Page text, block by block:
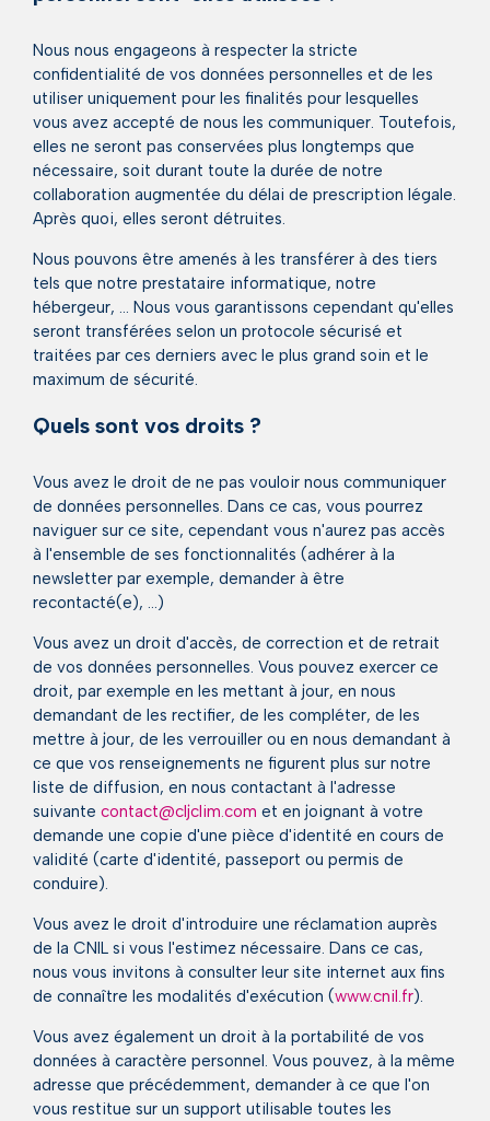
Nous nous engageons à respecter la stricte
confidentialité de vos données personnelles et de les
utiliser uniquement pour les finalités pour lesquelles
vous avez accepté de nous les communiquer. Toutefois,
elles ne seront pas conservées plus longtemps que
nécessaire, soit durant toute la durée de notre
collaboration augmentée du délai de prescription légale.
Après quoi, elles seront détruites.
Nous pouvons être amenés à les transférer à des tiers
tels que notre prestataire informatique, notre
hébergeur, … Nous vous garantissons cependant qu'elles
seront transférées selon un protocole sécurisé et
traitées par ces derniers avec le plus grand soin et le
maximum de sécurité.
Quels sont vos droits ?
Vous avez le droit de ne pas vouloir nous communiquer
de données personnelles. Dans ce cas, vous pourrez
naviguer sur ce site, cependant vous n'aurez pas accès
à l'ensemble de ses fonctionnalités (adhérer à la
newsletter par exemple, demander à être
recontacté(e), …)
Vous avez un droit d'accès, de correction et de retrait
de vos données personnelles. Vous pouvez exercer ce
droit, par exemple en les mettant à jour, en nous
demandant de les rectifier, de les compléter, de les
mettre à jour, de les verrouiller ou en nous demandant à
ce que vos renseignements ne figurent plus sur notre
liste de diffusion, en nous contactant à l'adresse
suivante contact@cljclim.com et en joignant à votre
demande une copie d'une pièce d'identité en cours de
validité (carte d'identité, passeport ou permis de
conduire).
Vous avez le droit d'introduire une réclamation auprès
de la CNIL si vous l'estimez nécessaire. Dans ce cas,
nous vous invitons à consulter leur site internet aux fins
de connaître les modalités d'exécution (www.cnil.fr).
Vous avez également un droit à la portabilité de vos
données à caractère personnel. Vous pouvez, à la même
adresse que précédemment, demander à ce que l'on
vous restitue sur un support utilisable toutes les